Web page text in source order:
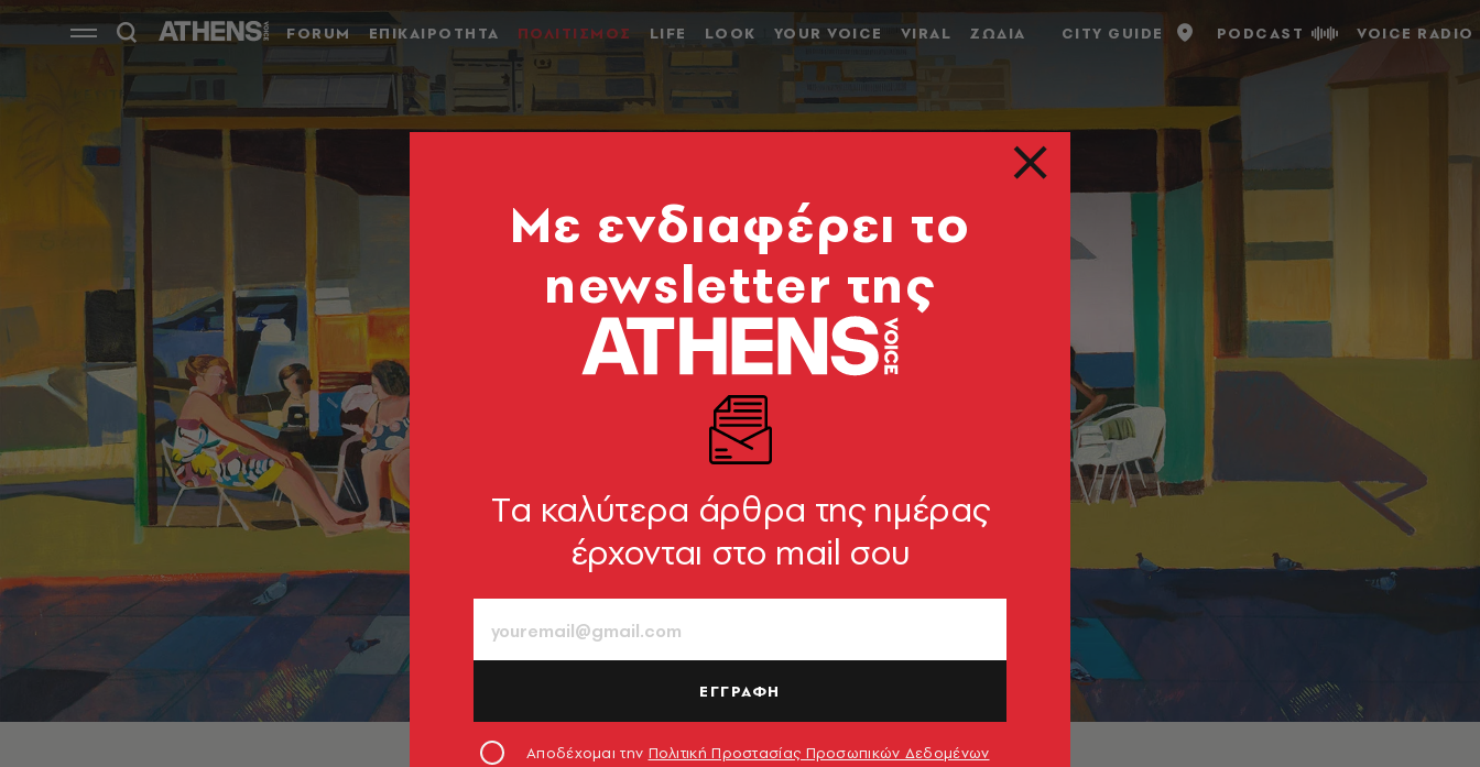
FORUM ΕΠΙΚΑΙΡΟΤΗΤΑ ΠΟΛΙΤΙΣΜΟΣ LIFE LOOK YOUR VOICE VIRAL ΖΩΔΙΑ CITY GUIDE PODCAST VOICE RADIO
Mε ενδιαφέρει το
newsletter της
Tα καλύτερα άρθρα της ημέρας
έρχονται στο mail σου
ΕΓΓΡΑΦΗ
Αποδέχομαι την Πολιτική Προστασίας Προσωπικών Δεδομένων